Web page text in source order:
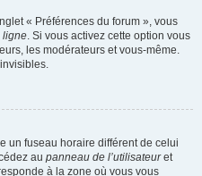
« Préférences du forum », vous
ligne. Si vous activez cette option vous
les modérateurs et vous-même.
un fuseau horaire différent de celui
au panneau de l’utilisateuret
à la zone où vous vous